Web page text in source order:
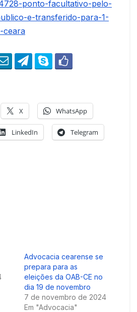
ponto-facultativo-pelo-
e-transferido-para-1-
ceara
X WhatsApp
LinkedIn Telegram
Advocacia cearense se
prepara para as
eleições da OAB-CE no
dia 19 de novembro
7 de novembro de 2024
Em "Advocacia"